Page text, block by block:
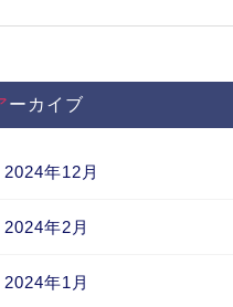
アーカイブ
2024年12月
2024年2月
2024年1月